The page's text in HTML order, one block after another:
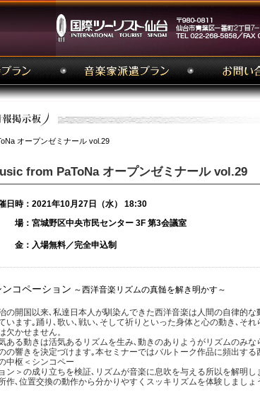
オープンゼミナール vol.29
from PaToNa オープンゼミナール vol.29
日時：2021年10月27日（水） 18:30
：宮城野区中央市民センター 3F 第3会議室
：入場無料／完全申込制
ンコペーション ～西洋音楽リズムの真髄を解き明かす～
の開国以来､私達日本人が馴染んできた西洋音楽は人間の自律的な
います｡踊り､歌い､戦い､そして祈りといった身体と心の動き､それ
欠かせません。
ある動きは活気あるリズムを生み､動きのありようがリズムのみな
の響きを決定づけます｡本セミナーではバルトーク作品に頻出する
中枢＜シンコペー
ン＞の成り立ちを検証､リズムが音楽に息吹を与える所以を解明し
作､位置交換の動作から分かりやすくスッキリズムを体験しましょ